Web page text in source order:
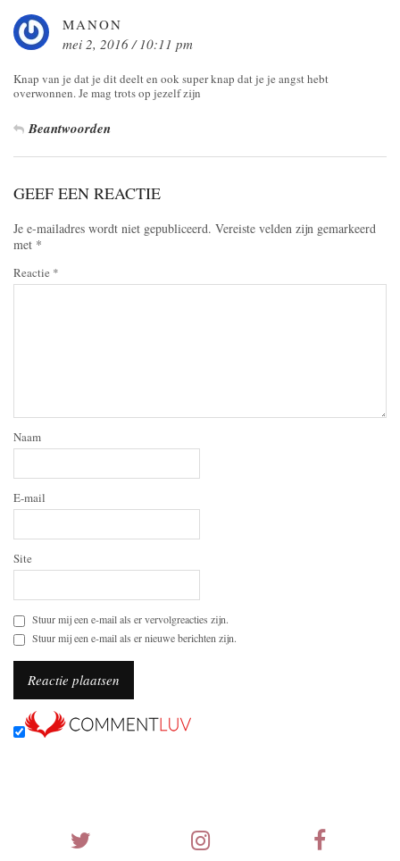
MANON
mei 2, 2016 / 10:11 pm
Knap van je dat je dit deelt en ook super knap dat je je angst hebt
overwonnen. Je mag trots op jezelf zijn
Beantwoorden
GEEF EEN REACTIE
Je e-mailadres wordt niet gepubliceerd. Vereiste velden zijn gemarkeerd
met *
Reactie *
Naam
E-mail
Site
Stuur mij een e-mail als er vervolgreacties zijn.
Stuur mij een e-mail als er nieuwe berichten zijn.